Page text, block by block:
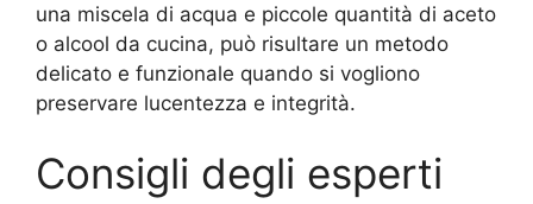
una miscela di acqua e piccole quantità di aceto
o alcool da cucina, può risultare un metodo
delicato e funzionale quando si vogliono
preservare lucentezza e integrità.
Consigli degli esperti